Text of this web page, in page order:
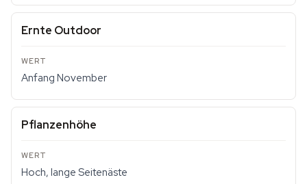
Ernte Outdoor
Anfang November
Pflanzenhöhe
Hoch, lange Seitenäste